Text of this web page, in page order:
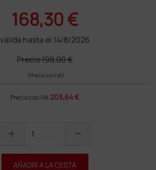
168,30 €
hasta el 14/8/2026
Precio198,00 €
(Precio sin IVA)
Precio con IVA 203,64 €
add remove
AÑADIR A LA CESTA